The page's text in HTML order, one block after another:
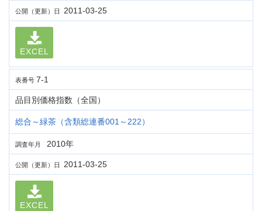
公開（更新）日 2011-03-25
EXCEL
表番号 7-1
品目別価格指数（全国）
総合～緑茶（含類総連番001～222）
調査年月 2010年
公開（更新）日 2011-03-25
EXCEL